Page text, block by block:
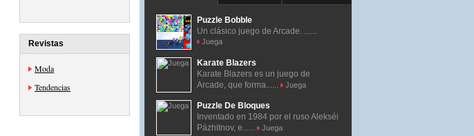
Revistas
Moda
Tendencias
Puzzle Bobble
Un clásico juego de Arcade. ......
Juega
Karate Blazers
Karate Blazers es un juego de
Arcade, que forma......
Juega
Puzzle De Bloques
Inventado en 1984 por el ruso Alekséi
Pázhitnov, e......
Juega